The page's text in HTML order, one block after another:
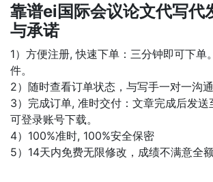
靠谱ei国际会议论文代写代
与承诺
1）方便注册, 快速下单：三分钟即可下单
件。
2）随时查看订单状态，与写手一对一沟通
3）完成订单, 准时交付：文章完成后发
可登录账号下载。
4）100%准时, 100%安全保密
5）14天内免费无限修改，成绩不满意全